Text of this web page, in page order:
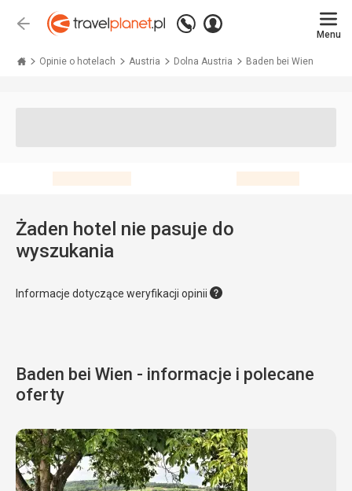
Wstecz
Zadzwoń
+48 71 771 76 55
Zaloguj
Menu
Opinie o hotelach Austria Dolna Austria Baden bei Wien
Żaden hotel nie pasuje do
wyszukania
Informacje dotyczące weryfikacji opinii
Baden bei Wien - informacje i polecane
oferty